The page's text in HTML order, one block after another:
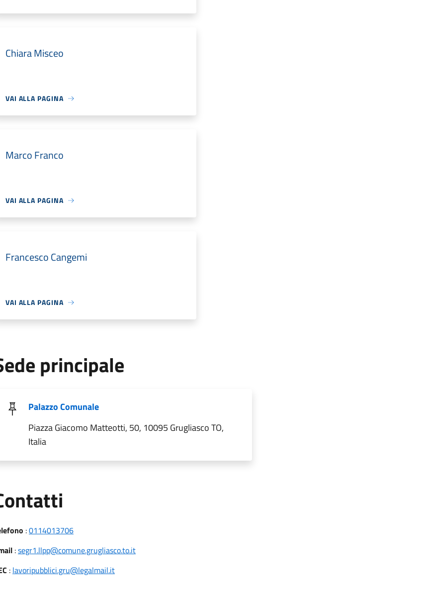
Chiara Misceo
VAI ALLA PAGINA
Marco Franco
VAI ALLA PAGINA
Francesco Cangemi
VAI ALLA PAGINA
principale
Palazzo Comunale
Piazza Giacomo Matteotti, 50, 10095 Grugliasco TO,
Italia
:0114013706
:segr1.llpp@comune.grugliasco.to.it
: lavoripubblici.gru@legalmail.it